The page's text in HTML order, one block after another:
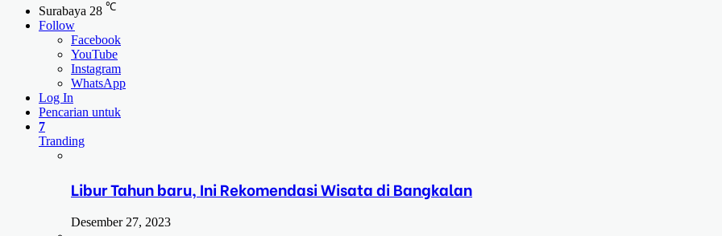
Surabaya 28 ℃
Follow
Facebook
YouTube
Instagram
WhatsApp
Log In
Pencarian untuk
7
Tranding
Libur Tahun baru, Ini Rekomendasi Wisata di Bangkalan
Desember 27, 2023